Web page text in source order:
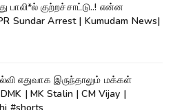
பாலி*ல் குற்றச்சாட்டு..! என்ன
Sundar Arrest | Kumudam News|
எதுவாக இருந்தாலும் மக்கள்
| MK Stalin | CM Vijay |